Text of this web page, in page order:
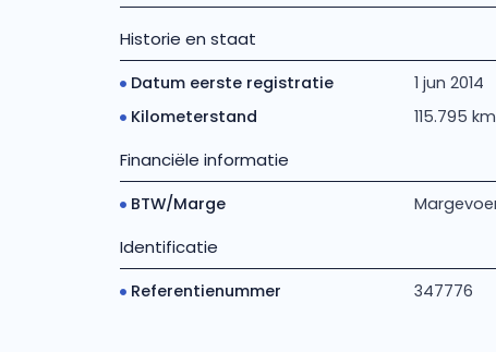
Historie en staat
Datum eerste registratie 1 jun 2014
Kilometerstand
115.795 km
Financiële informatie
BTW/Marge
Identificatie
Referentienummer 347776